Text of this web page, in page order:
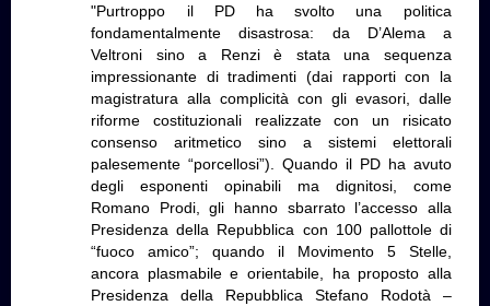
"Purtroppo il PD ha svolto una politica
fondamentalmente disastrosa: da D’Alema a
Veltroni sino a Renzi è stata una sequenza
impressionante di tradimenti (dai rapporti con la
magistratura alla complicità con gli evasori, dalle
riforme costituzionali realizzate con un risicato
consenso aritmetico sino a sistemi elettorali
palesemente “porcellosi”). Quando il PD ha avuto
degli esponenti opinabili ma dignitosi, come
Romano Prodi, gli hanno sbarrato l’accesso alla
Presidenza della Repubblica con 100 pallottole di
“fuoco amico”; quando il Movimento 5 Stelle,
ancora plasmabile e orientabile, ha proposto alla
Presidenza della Repubblica Stefano Rodotà –